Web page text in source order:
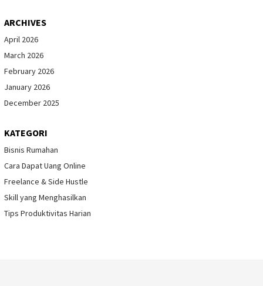
ARCHIVES
April 2026
March 2026
February 2026
January 2026
December 2025
KATEGORI
Bisnis Rumahan
Cara Dapat Uang Online
Freelance & Side Hustle
Skill yang Menghasilkan
Tips Produktivitas Harian